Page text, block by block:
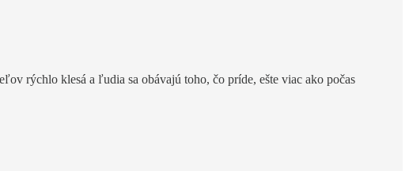
rýchlo klesá a ľudia sa obávajú toho, čo príde, ešte viac ako počas